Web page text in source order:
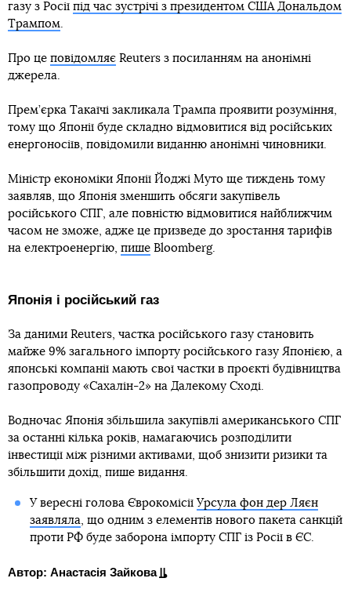
газу з Росії під час зустрічі з президентом США Дональдом
Трампом.
Про це повідомляє Reuters з посиланням на анонімні
джерела.
Прем’єрка Такаїчі закликала Трампа проявити розуміння,
тому що Японії буде складно відмовитися від російських
енергоносіїв, повідомили виданню анонімні чиновники.
Міністр економіки Японії Йоджі Муто ще тиждень тому
заявляв, що Японія зменшить обсяги закупівель
російського СПГ, але повністю відмовитися найближчим
часом не зможе, адже це призведе до зростання тарифів
на електроенергію, пише Bloomberg.
Японія і російський газ
За даними Reuters, частка російського газу становить
майже 9% загального імпорту російського газу Японією, а
японські компанії мають свої частки в проєкті будівництва
газопроводу «Сахалін-2» на Далекому Сході.
Водночас Японія збільшила закупівлі американського СПГ
за останні кілька років, намагаючись розподілити
інвестиції між різними активами, щоб знизити ризики та
збільшити дохід, пише видання.
У вересні голова Єврокомісії Урсула фон дер Ляєн
заявляла, що одним з елементів нового пакета санкцій
проти РФ буде заборона імпорту СПГ із Росії в ЄС.
Автор: Анастасія Зайкова